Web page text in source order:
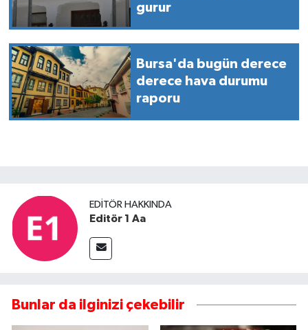
gurur
Bursa'da bugün derece
derece hava durumu
raporu
EDITÖR HAKKINDA
Editör 1 Aa
Bunlar da ilginizi çekebilir